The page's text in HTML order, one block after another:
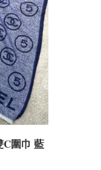
C圍巾 藍